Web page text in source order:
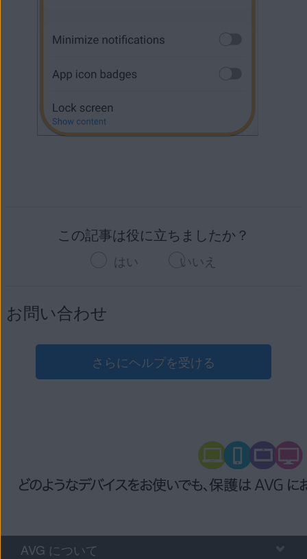
この記事は役に立ちましたか？
はい いいえ
お問い合わせ
さらにヘルプを受ける
AVG について